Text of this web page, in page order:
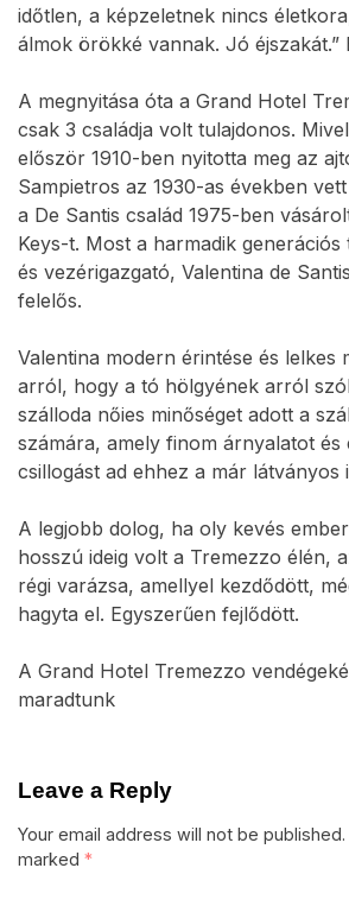
időtlen, a képzeletnek nincs
álmok örökké vannak. Jó éjszakát.”
A megnyitása óta a Grand Hotel
csak 3 családja volt tulajdonos.
először 1910-ben nyitotta meg az
Sampietros az 1930-as években
a De Santis család 1975-ben
Keys-t. Most a harmadik generációs
és vezérigazgató, Valentina de
felelős.
Valentina modern érintése és lelkes
arról, hogy a tó hölgyének arról
szálloda nőies minőséget adott a
számára, amely finom árnyalatot és
csillogást ad ehhez a már látványos
A legjobb dolog, ha oly kevés
hosszú ideig volt a Tremezzo élén,
régi varázsa, amellyel kezdődött,
hagyta el. Egyszerűen fejlődött.
A Grand Hotel Tremezzo
maradtunk
Leave a Reply
Your email address will not be published.
marked *